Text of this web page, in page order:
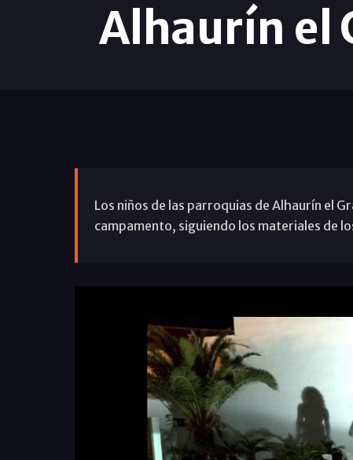
Alhaurín el
Los niños de las parroquias de Alhaurín el
campamento, siguiendo los materiales de